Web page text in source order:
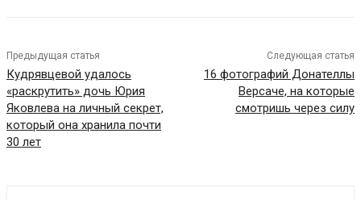
Предыдущая статья
Кудрявцевой удалось
«раскрутить» дочь Юрия
Яковлева на личный секрет,
который она хранила почти
30 лет
Следующая статья
16 фотографий Донателлы
Версаче, на которые
смотришь через силу